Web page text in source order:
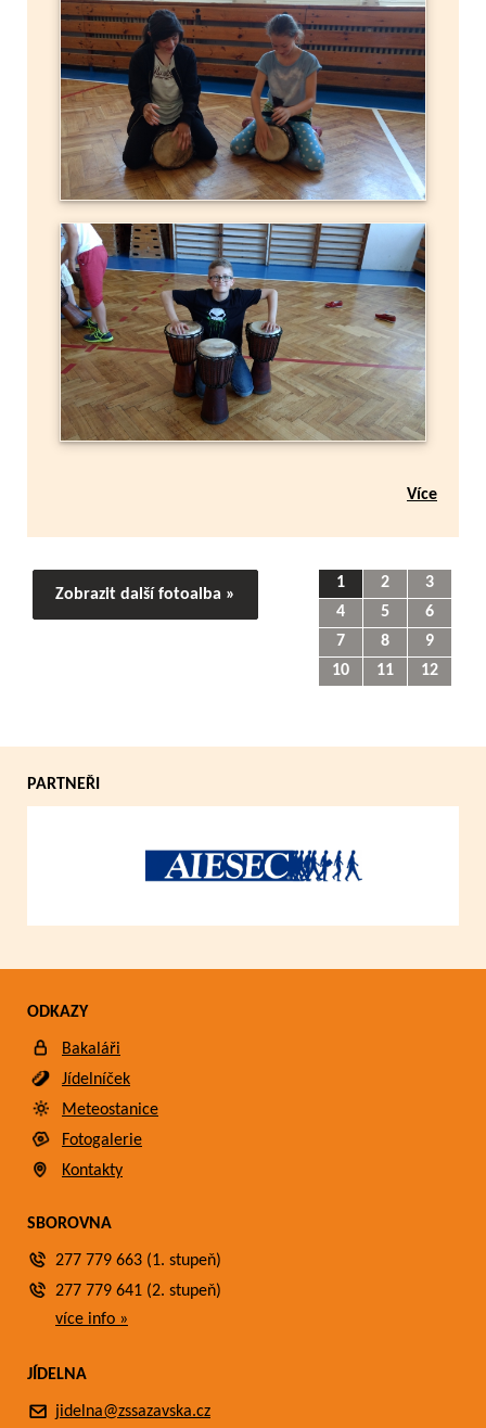
Více
Zobrazit další fotoalba »
1 2
3
4
5
6
7
8
9
10
11 12
PARTNEŘI
ODKAZY
Bakaláři
Jídelníček
Meteostanice
Fotogalerie
Kontakty
SBOROVNA
277 779 663 (1. stupeň)
277 779 641 (2. stupeň)
více info »
JÍDELNA
jidelna@zssazavska.cz